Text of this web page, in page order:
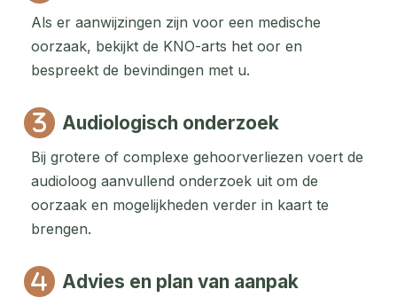
Als er aanwijzingen zijn voor een medische
oorzaak, bekijkt de KNO-arts het oor en
bespreekt de bevindingen met u.
Audiologisch onderzoek
Bij grotere of complexe gehoorverliezen voert de
audioloog aanvullend onderzoek uit om de
oorzaak en mogelijkheden verder in kaart te
brengen.
Advies en plan van aanpak